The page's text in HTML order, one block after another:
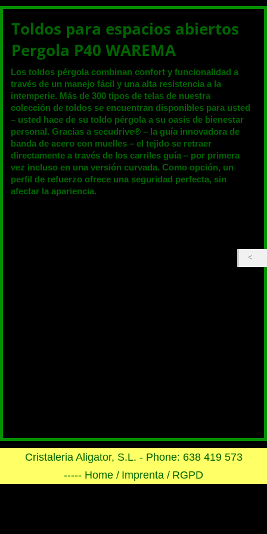
Toldos para espacios abiertos
Pergola P40 WAREMA
Los toldos pérgola combinan confort y funcionalidad a
través de un manejo fácil y una alta resistencia a la
intemperie. Más de 300 tipos de telas de nuestra
colección de toldos se encuentran disponibles para usted
– usted hace de su toldo pérgola a su oasis de bienestar
personal. Gracias a secudrive® – la guía innovadora de
banda de acero con muelles – el tejido se retraer
directamente a través de los carriles guía – por primera
vez incluso en una versión curvada. Como opción, un
perfil de refuerzo ofrece una seguridad perfecta, sin
afectar la apariencia.
Cristaleria Aligator, S.L. - Phone: 638 419 573
----- Home / Imprenta / RGPD